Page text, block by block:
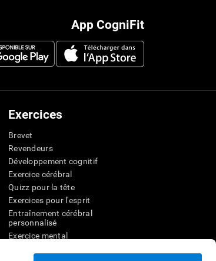
App CogniFit
Exercices
Brevet
Revendeurs
Développement cognitif
Exercice cérébral
Quizz pour la tête
Exercices pour l'esprit
Entraînement cérébral
personnalisé
Exercice mental